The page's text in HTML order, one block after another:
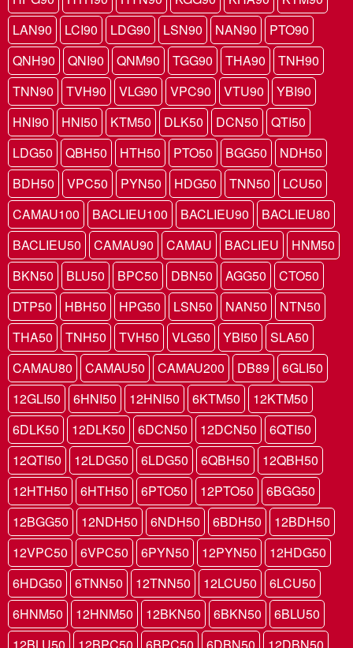
LAN90
LCI90 LDG90 LSN90 NAN90
PTO90
QNH90
QNI90 QNM90 TGG90 THA90
TNH90
TNN90
TVH90 VLG90 VPC90 VTU90
YBI90
HNI90
HNI50 KTM50 DLK50 DCN50
QTI50
LDG50
QBH50 HTH50 PTO50 BGG50
NDH50
BDH50
VPC50 PYN50 HDG50 TNN50
LCU50
CAMAU100
BACLIEU100 BACLIEU90
BACLIEU80
BACLIEU50
CAMAU90 CAMAU BACLIEU
HNM50
BKN50
BLU50 BPC50 DBN50 AGG50
CTO50
DTP50
HBH50 HPG50 LSN50 NAN50
NTN50
THA50
TNH50 TVH50 VLG50 YBI50
SLA50
CAMAU80
CAMAU50 CAMAU200 DB89
6GLI50
12GLI50
6HNI50 12HNI50 6KTM50
12KTM50
6DLK50
12DLK50 6DCN50 12DCN50
6QTI50
12QTI50
12LDG50 6LDG50 6QBH50
12QBH50
12HTH50
6HTH50 6PTO50 12PTO50
6BGG50
12BGG50
12NDH50 6NDH50 6BDH50
12BDH50
12VPC50
6VPC50 6PYN50 12PYN50
12HDG50
6HDG50
6TNN50 12TNN50 12LCU50
6LCU50
6HNM50
12HNM50 12BKN50 6BKN50
6BLU50